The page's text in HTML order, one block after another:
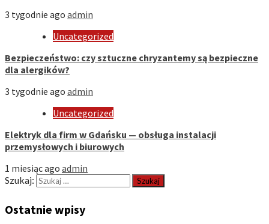
3 tygodnie ago admin
Uncategorized
Bezpieczeństwo: czy sztuczne chryzantemy są bezpieczne
dla alergików?
3 tygodnie ago admin
Uncategorized
Elektryk dla firm w Gdańsku — obsługa instalacji
przemysłowych i biurowych
1 miesiąc ago admin
Szukaj:
Ostatnie wpisy